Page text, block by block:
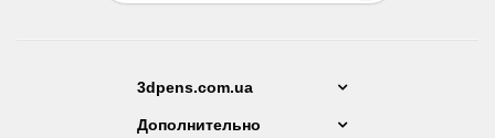
3dpens.com.ua
Дополнительно